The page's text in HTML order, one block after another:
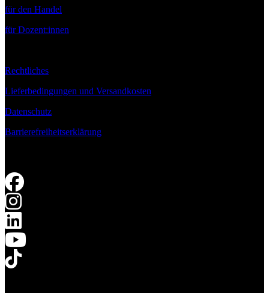
für den Handel
für Dozent:innen
Rechtliches
Lieferbedingungen und Versandkosten
Datenschutz
Barrierefreiheitserklärung